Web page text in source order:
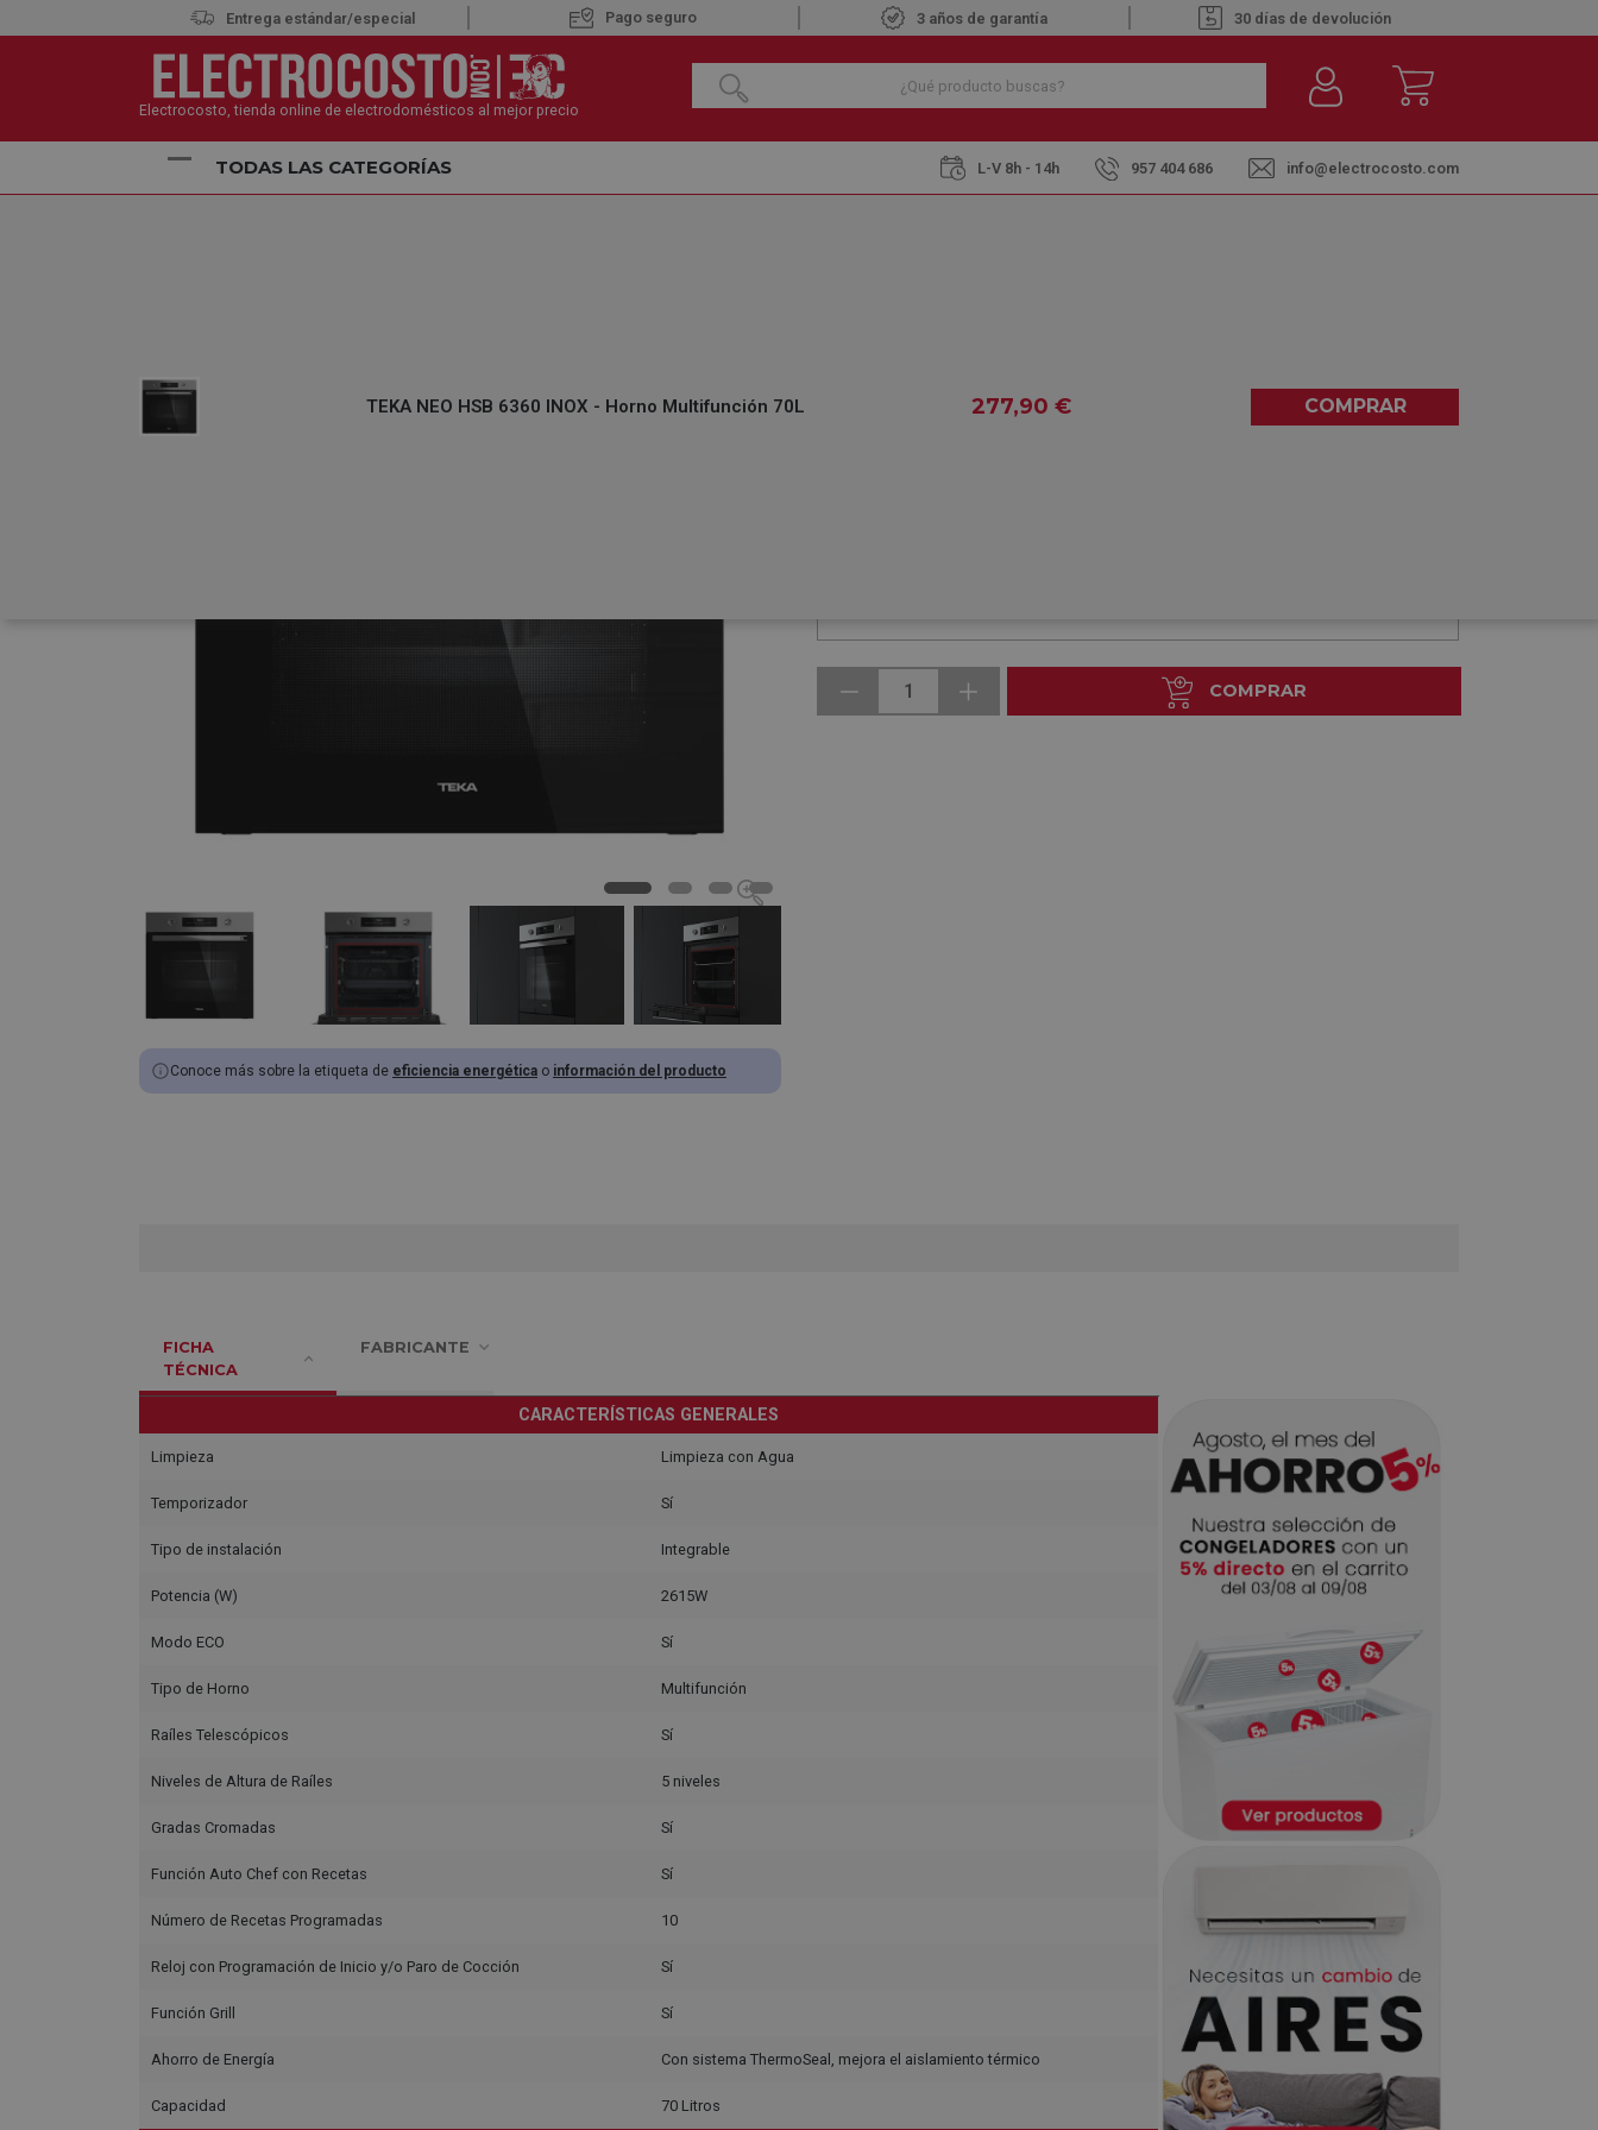
Entrega estándar/especial Pago seguro 3 años de garantía 30 días de devolución
Electrocosto, tienda online de electrodomésticos al mejor precio
TODAS LAS CATEGORÍAS L-V 8h - 14h 957 404 686 info@electrocosto.com
TEKA NEO HSB 6360 INOX - Horno Multifunción 70L 277,90 € COMPRAR
Conoce más sobre la etiqueta de eficiencia energética o información del producto
1 COMPRAR
FICHA
TÉCNICA
FABRICANTE
CARACTERÍSTICAS GENERALES
Limpieza Limpieza con Agua
Temporizador Sí
Tipo de instalación Integrable
Potencia (W) 2615W
Modo ECO Sí
Tipo de Horno Multifunción
Raíles Telescópicos Sí
Niveles de Altura de Raíles 5 niveles
Gradas Cromadas Sí
Función Auto Chef con Recetas Sí
Número de Recetas Programadas 10
Reloj con Programación de Inicio y/o Paro de Cocción Sí
Función Grill Sí
Ahorro de Energía Con sistema ThermoSeal, mejora el aislamiento térmico
Capacidad 70 Litros